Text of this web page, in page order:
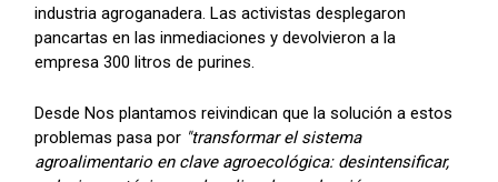
industria agroganadera. Las activistas desplegaron
pancartas en las inmediaciones y devolvieron a la
empresa 300 litros de purines.
Desde Nos plantamos reivindican que la solución a estos
problemas pasa por "transformar el sistema
agroalimentario en clave agroecológica: desintensificar,